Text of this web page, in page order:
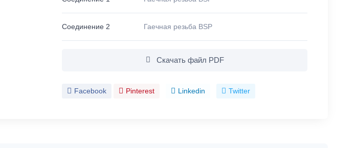
Соединение 2 Гаечная резьба BSP
Скачать файл PDF
Facebook Pinterest Linkedin Twitter